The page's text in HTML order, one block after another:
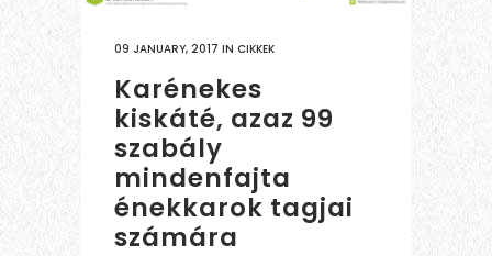
09 JANUARY, 2017 IN CIKKEK
Karénekes
kiskáté, azaz 99
szabály
mindenfajta
énekkarok tagjai
számára